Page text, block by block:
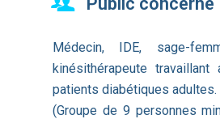
Médecin, IDE, sage-
kinésithérapeute
patients diabétiques adultes.
(Groupe de 9 personnes